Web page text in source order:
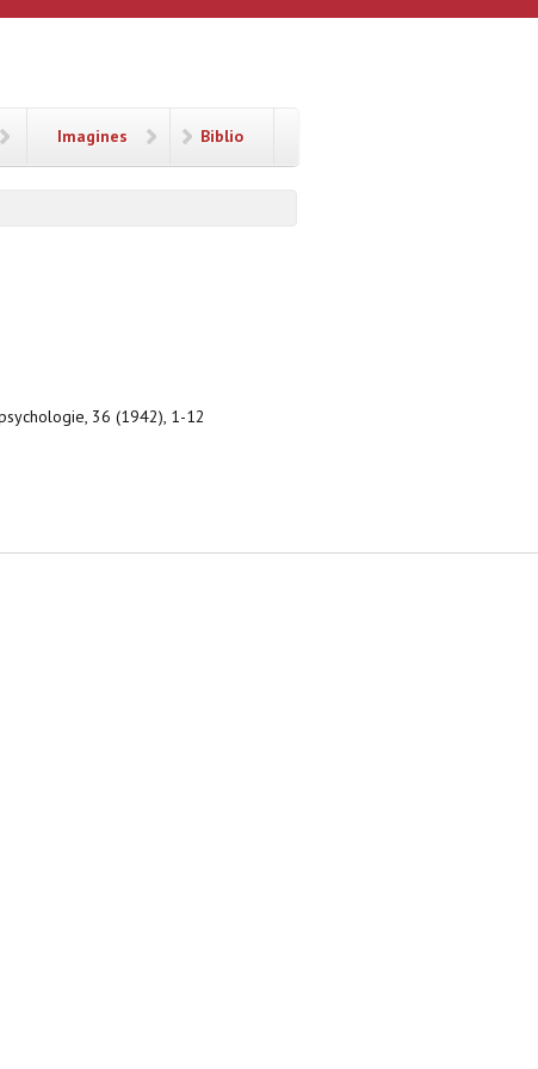
Imagines Biblio
36 (1942), 1-12